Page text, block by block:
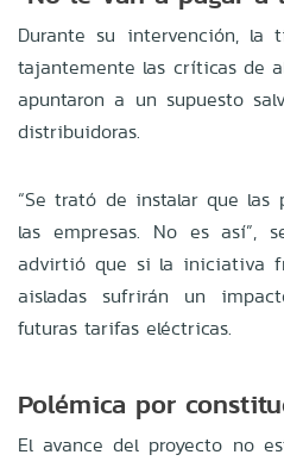
Durante su intervención, la
tajantemente las críticas de
apuntaron a un supuesto
distribuidoras.
“Se trató de instalar que las
las empresas. No es así”,
advirtió que si la iniciativa
aisladas sufrirán un
futuras tarifas eléctricas.
Polémica por
El avance del proyecto no